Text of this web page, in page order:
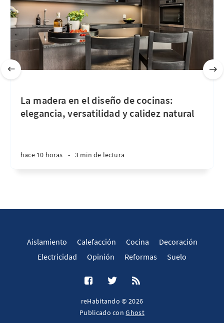
La madera en el diseño de cocinas:
elegancia, versatilidad y calidez natural
hace 10 horas • 3 min de lectura
Aislamiento Calefacción Cocina
Decoración
Electricidad
Opinión Reformas Suelo
reHabitando © 2026
Publicado conGhost